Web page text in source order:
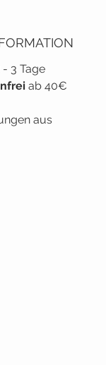
- 3 Tage
ab 40€
aus